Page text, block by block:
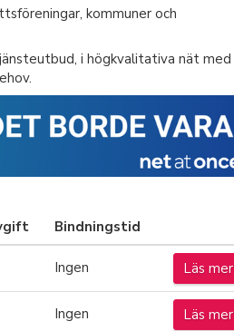
kommuner och
i högkvalitativa nät med
Bindningstid
Ingen Läs mer
Ingen Läs mer